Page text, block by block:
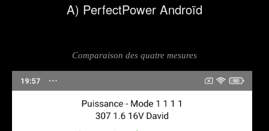
A) PerfectPower Androïd
Comparaison des quatre mesures